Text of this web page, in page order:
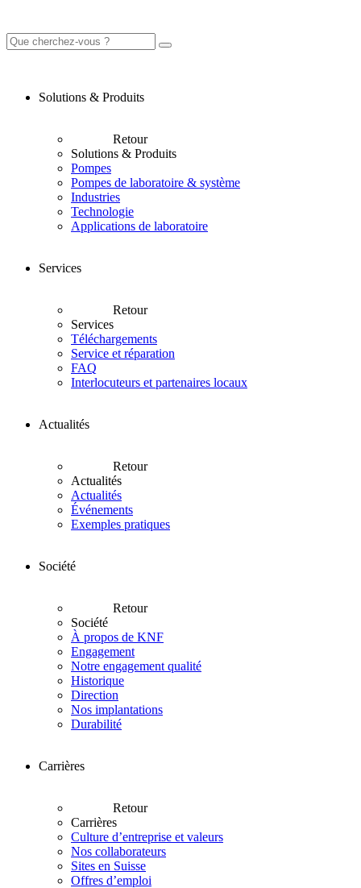
Solutions & Produits
Retour
Solutions & Produits
Pompes
Pompes de laboratoire & système
Industries
Technologie
Applications de laboratoire
Services
Retour
Services
Téléchargements
Service et réparation
FAQ
Interlocuteurs et partenaires locaux
Actualités
Retour
Actualités
Actualités
Événements
Exemples pratiques
Société
Retour
Société
À propos de KNF
Engagement
Notre engagement qualité
Historique
Direction
Nos implantations
Durabilité
Carrières
Retour
Carrières
Culture d’entreprise et valeurs
Nos collaborateurs
Sites en Suisse
Offres d’emploi